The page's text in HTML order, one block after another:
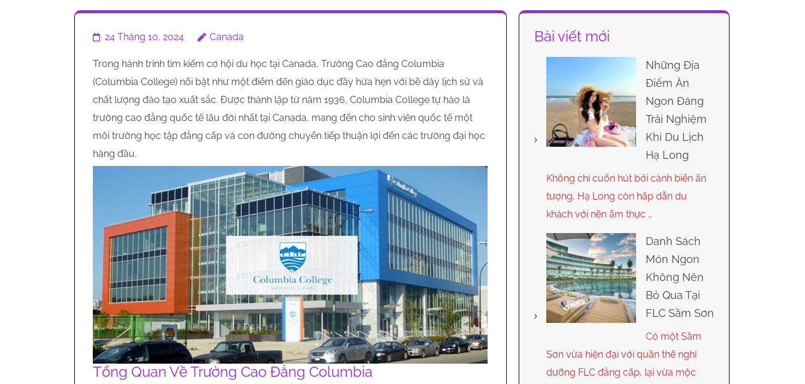
24 Tháng 10, 2024 Canada
Trong hành trình tìm kiếm cơ hội du học tại Canada, Trường Cao đẳng Columbia
(Columbia College) nổi bật như một điểm đến giáo dục đầy hứa hẹn với bề dày lịch sử và
chất lượng đào tạo xuất sắc. Được thành lập từ năm 1936, Columbia College tự hào là
trường cao đẳng quốc tế lâu đời nhất tại Canada, mang đến cho sinh viên quốc tế một
môi trường học tập đẳng cấp và con đường chuyển tiếp thuận lợi đến các trường đại học
hàng đầu.
Tổng Quan Về Trường Cao Đẳng Columbia
Bài viết mới
Những Địa
Điểm Ăn
Ngon Đáng
Trải Nghiệm
Khi Du Lịch
Hạ Long
Không chỉ cuốn hút bởi cảnh biển ấn
tượng, Hạ Long còn hấp dẫn du
khách với nền ẩm thực …
Danh Sách
Món Ngon
Không Nên
Bỏ Qua Tại
FLC Sầm Sơn
Có một Sầm
Sơn vừa hiện đại với quần thể nghỉ
dưỡng FLC đẳng cấp, lại vừa mộc